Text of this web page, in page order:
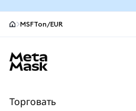
MSFTon/EUR
Торговать